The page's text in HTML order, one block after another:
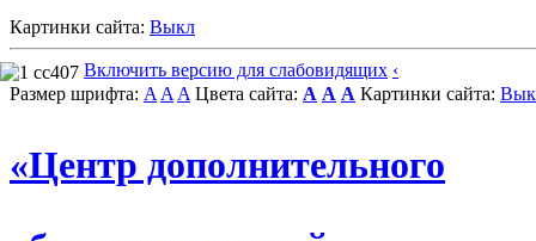
Картинки сайта: Выкл
Включить версию для слабовидящих ‹
Размер шрифта: A A A Цвета сайта: A A A Картинки сайта:
«Центр дополнительного